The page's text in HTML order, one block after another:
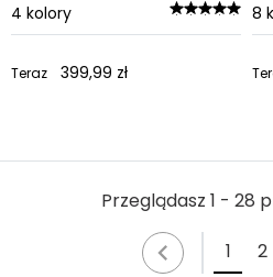
4 kolory
Teraz 399,99 zł
8
Przeglądasz 1 - 28
1
2